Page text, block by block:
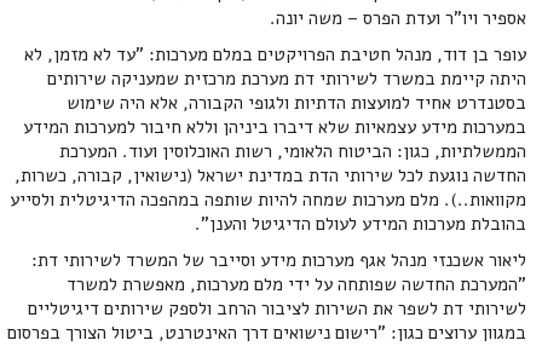
אספיר ויו"ר ועדת הפרס – משה יונה.
עופר בן דוד, מנהל חטיבת הפרויקטים במלם מערכות: "עד לא מזמן, לא
היתה קיימת במשרד לשירותי דת מערכת מרכזית שמעניקה שירותים
בסטנדרט אחיד למועצות הדתיות ולגופי הקבורה, אלא היה שימוש
במערכות מידע עצמאיות שלא דיברו ביניהן וללא חיבור למערכות המידע
הממשלתיות, כגון: הביטוח הלאומי, רשות האוכלוסין ועוד. המערכת
החדשה נוגעת לכל שירותי הדת במדינת ישראל (נישואין, קבורה, כשרות,
מקוואות..). מלם מערכות שמחה להיות שותפה במהפכה הדיגיטלית ולסייע
בהובלת מערכות המידע לעולם הדיגיטל והענן".
ליאור אשכנזי מנהל אגף מערכות מידע וסייבר של המשרד לשירותי דת:
"המערכת החדשה שפותחה על ידי מלם מערכות, מאפשרת למשרד
לשירותי דת לשפר את השירות לציבור הרחב ולספק שירותים דיגיטליים
במגוון ערוצים כגון: "רישום נישואים דרך האינטרנט, ביטול הצורך בפרסום